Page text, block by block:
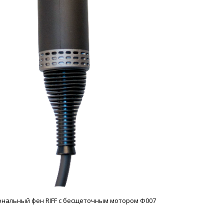
фен RIFF с бесщеточным мотором Ф007